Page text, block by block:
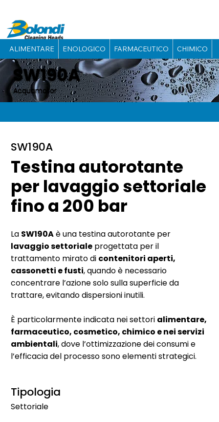
ALIMENTARE ENOLOGICO FARMACEUTICO CHIMICO
SW190A
Acquamotor
SW190A
Testina autorotante
per lavaggio settoriale
fino a 200 bar
La SW190Aè una testina autorotante per
lavaggio settoriale progettata per il
trattamento mirato di contenitori aperti,
cassonetti e fusti, quando è necessario
concentrare l’azione solo sulla superficie da
trattare, evitando dispersioni inutili.
È particolarmente indicata nei settori alimentare,
farmaceutico, cosmetico, chimico e nei servizi
ambientali, dove l’ottimizzazione dei consumi e
l’efficacia del processo sono elementi strategici.
Tipologia
Settoriale